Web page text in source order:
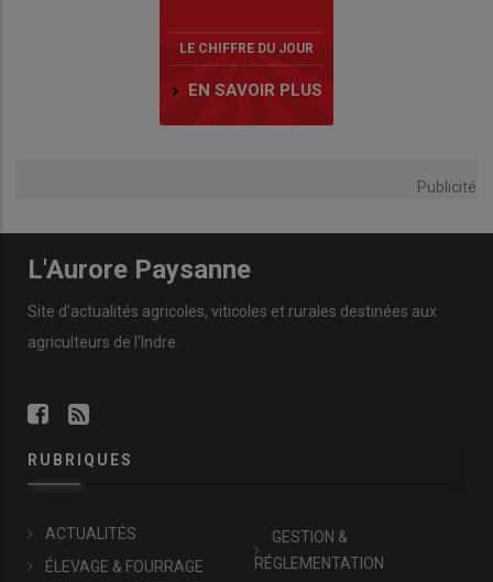
LE CHIFFRE DU JOUR
EN SAVOIR PLUS
Publicité
L'Aurore Paysanne
Site d'actualités agricoles, viticoles et rurales destinées aux
agriculteurs de l'Indre.
RUBRIQUES
ACTUALITÉS
ÉLEVAGE & FOURRAGE
GESTION &
RÉGLEMENTATION